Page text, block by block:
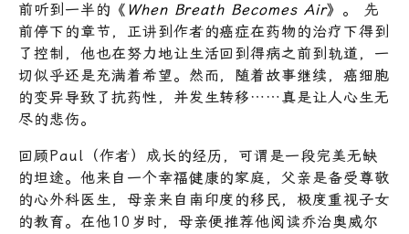
前听到一半的《 When Breath Becomes Air》。 先
前停下的章节，正讲到作者的癌症在药物的治疗下得到
了控制，他也在努力地让生活回到得病之前到轨道，一
切似乎还是充满着希望。然而，随着故事继续，癌细胞
的变异导致了抗药性，并发生转移……真是让人心生无
尽的悲伤。
回顾Paul（作者）成长的经历，可谓是一段完美无缺
的坦途。他来自一个幸福健康的家庭，父亲是备受尊敬
的心外科医生，母亲来自南印度的移民，极度重视子女
的教育。在他10岁时，母亲便推荐他阅读乔治奥威尔